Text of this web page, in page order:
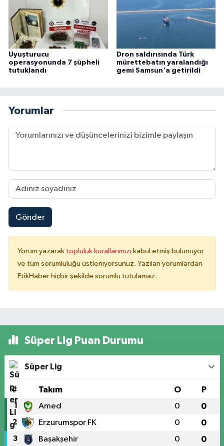
Uyuşturucu
operasyonunda 7 şüpheli
tutuklandı
Dron saldırısında Türk
mürettebatın yaralandığı
gemi Samsun'a getirildi
Yorumlar
Gönder
Yorum yazarak topluluk kurallarımızı kabul etmiş bulunuyor
ve tüm sorumluluğu üstleniyorsunuz. Yazılan yorumlardan
EtikHaber hiçbir şekilde sorumlu tutulamaz.
Süper Lig Puan Durumu
Süper Lig
# Takım O P
1 Amed 0 0
2 Erzurumspor FK 0 0
3 Başakşehir 0 0